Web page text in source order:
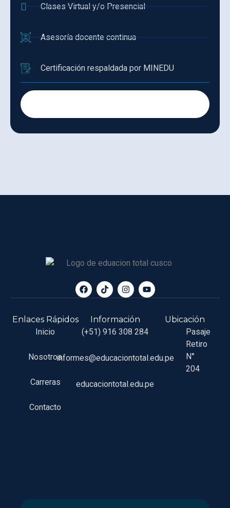
Clases Virtual y/o Presencial
Asesoría docente continua
Certificación respaldada por MINEDU
Enlaces Rápidos
Inicio
Nosotros
Carreras
Contacto
Información
(+51) 916 308 284
informes@educaciontotal.edu.pe
educaciontotal.edu.pe
Ubicación
Pasaje
Retiro
N°
204